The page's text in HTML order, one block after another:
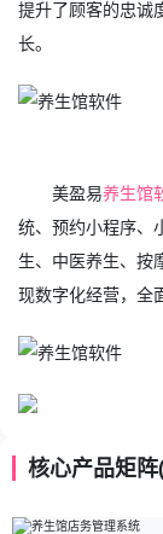
提升了顾客的忠诚
长。
美盈易养生馆
统、预约小程序、
生、中医养生、按
现数字化经营，全
核心产品矩